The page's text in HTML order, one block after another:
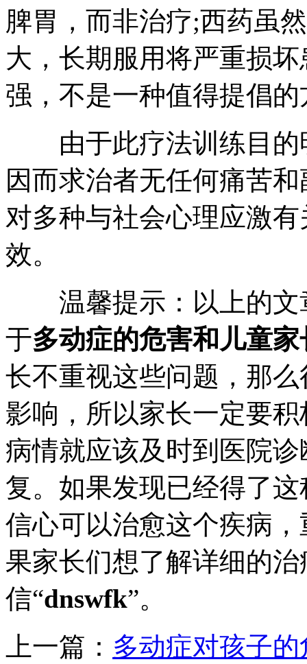
脾胃，而非治疗;西药虽
大，长期服用将严重损
强，不是一种值得提倡的
由于此疗法训练目的
因而求治者无任何痛苦
对多种与社会心理应激
效。
温馨提示：以上的文
于多动症的危害和儿童
长不重视这些问题，那
影响，所以家长一定要
病情就应该及时到医院
复。如果发现已经得了
信心可以治愈这个疾病
果家长们想了解详细的
信“dnswfk”。
上一篇： 多动症对孩子